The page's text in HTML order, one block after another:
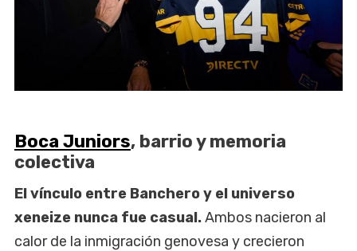
Boca Juniors, barrio y memoria
colectiva
El vínculo entre Banchero y el universo
xeneize nunca fue casual.Ambos nacieron al
calor de la inmigración genovesa y crecieron